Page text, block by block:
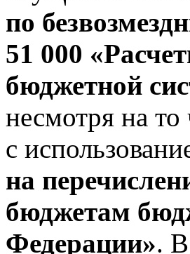
по
51 000
бюджетной
несмотря на то
с
на
бюджетам
Федерации».